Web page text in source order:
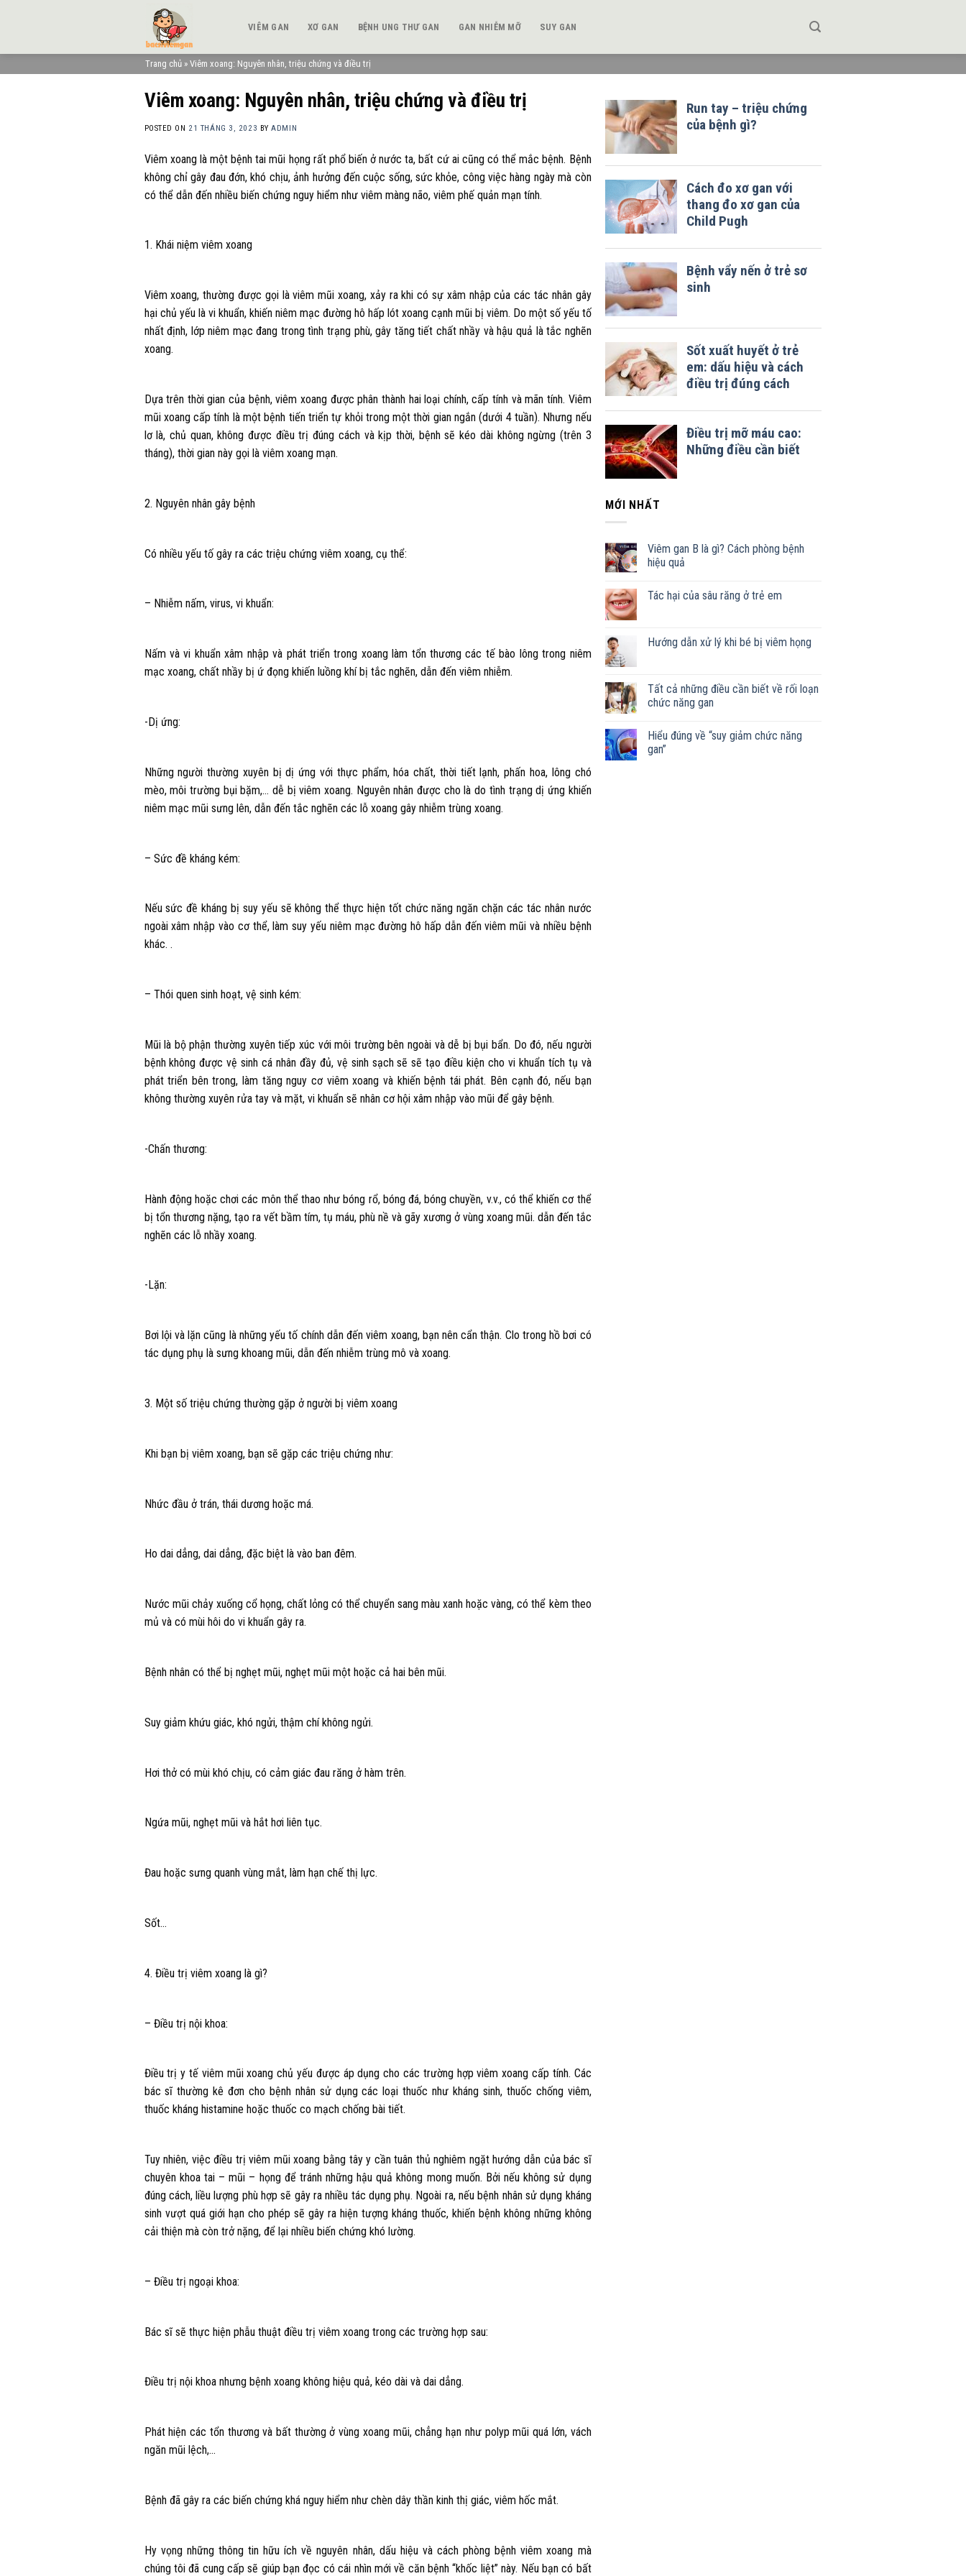
VIÊM GAN XƠ GAN BỆNH UNG THƯ GAN GAN NHIỄM MỠ SUY GAN
Trang chủ » Viêm xoang: Nguyên nhân, triệu chứng và điều trị
Viêm xoang: Nguyên nhân, triệu chứng và điều trị
POSTED ON 21 THÁNG 3, 2023 BYADMIN
Viêm xoang là một bệnh tai mũi họng rất phổ biến ở nước ta, bất cứ ai cũng có thể mắc bệnh. Bệnh
không chỉ gây đau đớn, khó chịu, ảnh hưởng đến cuộc sống, sức khỏe, công việc hàng ngày mà còn
có thể dẫn đến nhiều biến chứng nguy hiểm như viêm màng não, viêm phế quản mạn tính.
1. Khái niệm viêm xoang
Viêm xoang, thường được gọi là viêm mũi xoang, xảy ra khi có sự xâm nhập của các tác nhân gây
hại chủ yếu là vi khuẩn, khiến niêm mạc đường hô hấp lót xoang cạnh mũi bị viêm. Do một số yếu tố
nhất định, lớp niêm mạc đang trong tình trạng phù, gây tăng tiết chất nhầy và hậu quả là tắc nghẽn
xoang.
Dựa trên thời gian của bệnh, viêm xoang được phân thành hai loại chính, cấp tính và mãn tính. Viêm
mũi xoang cấp tính là một bệnh tiến triển tự khỏi trong một thời gian ngắn (dưới 4 tuần). Nhưng nếu
lơ là, chủ quan, không được điều trị đúng cách và kịp thời, bệnh sẽ kéo dài không ngừng (trên 3
tháng), thời gian này gọi là viêm xoang mạn.
2. Nguyên nhân gây bệnh
Có nhiều yếu tố gây ra các triệu chứng viêm xoang, cụ thể:
– Nhiễm nấm, virus, vi khuẩn:
Nấm và vi khuẩn xâm nhập và phát triển trong xoang làm tổn thương các tế bào lông trong niêm
mạc xoang, chất nhầy bị ứ đọng khiến luồng khí bị tắc nghẽn, dẫn đến viêm nhiễm.
-Dị ứng:
Những người thường xuyên bị dị ứng với thực phẩm, hóa chất, thời tiết lạnh, phấn hoa, lông chó
mèo, môi trường bụi bặm,… dễ bị viêm xoang. Nguyên nhân được cho là do tình trạng dị ứng khiến
niêm mạc mũi sưng lên, dẫn đến tắc nghẽn các lỗ xoang gây nhiễm trùng xoang.
– Sức đề kháng kém:
Nếu sức đề kháng bị suy yếu sẽ không thể thực hiện tốt chức năng ngăn chặn các tác nhân nước
ngoài xâm nhập vào cơ thể, làm suy yếu niêm mạc đường hô hấp dẫn đến viêm mũi và nhiều bệnh
khác. .
– Thói quen sinh hoạt, vệ sinh kém:
Mũi là bộ phận thường xuyên tiếp xúc với môi trường bên ngoài và dễ bị bụi bẩn. Do đó, nếu người
bệnh không được vệ sinh cá nhân đầy đủ, vệ sinh sạch sẽ sẽ tạo điều kiện cho vi khuẩn tích tụ và
phát triển bên trong, làm tăng nguy cơ viêm xoang và khiến bệnh tái phát. Bên cạnh đó, nếu bạn
không thường xuyên rửa tay và mặt, vi khuẩn sẽ nhân cơ hội xâm nhập vào mũi để gây bệnh.
-Chấn thương:
Hành động hoặc chơi các môn thể thao như bóng rổ, bóng đá, bóng chuyền, v.v., có thể khiến cơ thể
bị tổn thương nặng, tạo ra vết bầm tím, tụ máu, phù nề và gãy xương ở vùng xoang mũi. dẫn đến tắc
nghẽn các lỗ nhầy xoang.
-Lặn:
Bơi lội và lặn cũng là những yếu tố chính dẫn đến viêm xoang, bạn nên cẩn thận. Clo trong hồ bơi có
tác dụng phụ là sưng khoang mũi, dẫn đến nhiễm trùng mô và xoang.
3. Một số triệu chứng thường gặp ở người bị viêm xoang
Khi bạn bị viêm xoang, bạn sẽ gặp các triệu chứng như:
Nhức đầu ở trán, thái dương hoặc má.
Ho dai dẳng, dai dẳng, đặc biệt là vào ban đêm.
Nước mũi chảy xuống cổ họng, chất lỏng có thể chuyển sang màu xanh hoặc vàng, có thể kèm theo
mủ và có mùi hôi do vi khuẩn gây ra.
Bệnh nhân có thể bị nghẹt mũi, nghẹt mũi một hoặc cả hai bên mũi.
Suy giảm khứu giác, khó ngửi, thậm chí không ngửi.
Hơi thở có mùi khó chịu, có cảm giác đau răng ở hàm trên.
Ngứa mũi, nghẹt mũi và hắt hơi liên tục.
Đau hoặc sưng quanh vùng mắt, làm hạn chế thị lực.
Sốt…
4. Điều trị viêm xoang là gì?
– Điều trị nội khoa:
Điều trị y tế viêm mũi xoang chủ yếu được áp dụng cho các trường hợp viêm xoang cấp tính. Các
bác sĩ thường kê đơn cho bệnh nhân sử dụng các loại thuốc như kháng sinh, thuốc chống viêm,
thuốc kháng histamine hoặc thuốc co mạch chống bài tiết.
Tuy nhiên, việc điều trị viêm mũi xoang bằng tây y cần tuân thủ nghiêm ngặt hướng dẫn của bác sĩ
chuyên khoa tai – mũi – họng để tránh những hậu quả không mong muốn. Bởi nếu không sử dụng
đúng cách, liều lượng phù hợp sẽ gây ra nhiều tác dụng phụ. Ngoài ra, nếu bệnh nhân sử dụng kháng
sinh vượt quá giới hạn cho phép sẽ gây ra hiện tượng kháng thuốc, khiến bệnh không những không
cải thiện mà còn trở nặng, để lại nhiều biến chứng khó lường.
– Điều trị ngoại khoa:
Bác sĩ sẽ thực hiện phẫu thuật điều trị viêm xoang trong các trường hợp sau:
Điều trị nội khoa nhưng bệnh xoang không hiệu quả, kéo dài và dai dẳng.
Phát hiện các tổn thương và bất thường ở vùng xoang mũi, chẳng hạn như polyp mũi quá lớn, vách
ngăn mũi lệch,…
Bệnh đã gây ra các biến chứng khá nguy hiểm như chèn dây thần kinh thị giác, viêm hốc mắt.
Hy vọng những thông tin hữu ích về nguyên nhân, dấu hiệu và cách phòng bệnh viêm xoang mà
chúng tôi đã cung cấp sẽ giúp bạn đọc có cái nhìn mới về căn bệnh “khốc liệt” này. Nếu bạn có bất
MỚI NHẤT
Viêm gan B là gì? Cách phòng bệnh
hiệu quả
Tác hại của sâu răng ở trẻ em
Hướng dẫn xử lý khi bé bị viêm họng
Tất cả những điều cần biết về rối loạn
chức năng gan
Hiểu đúng về “suy giảm chức năng
gan”